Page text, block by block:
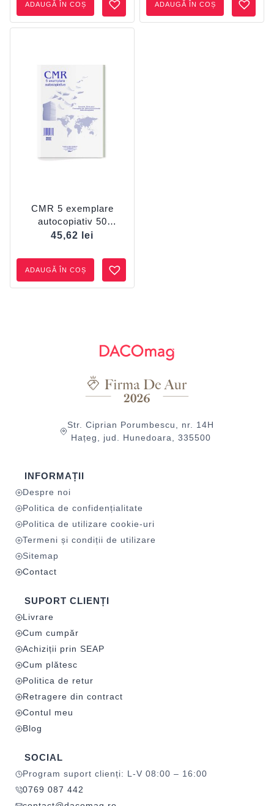
ADAUGĂ ÎN COȘ ADAUGĂ ÎN COȘ
CMR 5 exemplare
autocopiativ 50
seturi/carnet 250 file
45,62 lei
ADAUGĂ ÎN COȘ
Str. Ciprian Porumbescu, nr. 14H
Hațeg, jud. Hunedoara, 335500
INFORMAȚII
Despre noi
Politica de confidențialitate
Politica de utilizare cookie-uri
Termeni și condiții de utilizare
Sitemap
Contact
SUPORT CLIENȚI
Livrare
Cum cumpăr
Achiziții prin SEAP
Cum plătesc
Politica de retur
Retragere din contract
Contul meu
Blog
SOCIAL
Program suport clienți: L-V 08:00 – 16:00
0769 087 442